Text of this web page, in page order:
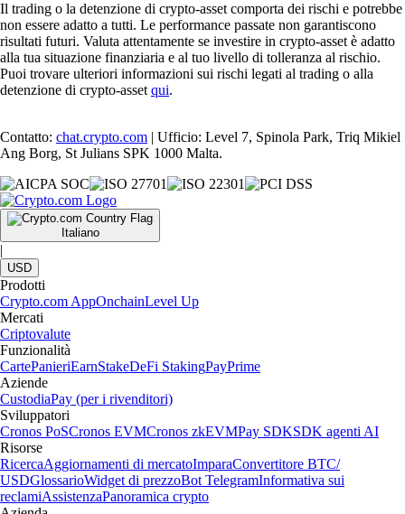
Il trading o la detenzione di crypto-asset comporta dei rischi e potrebbe
non essere adatto a tutti. Le performance passate non garantiscono
risultati futuri. Valuta attentamente se investire in crypto-asset è adatto
alla tua situazione finanziaria e al tuo livello di tolleranza al rischio.
Puoi trovare ulteriori informazioni sui rischi legati al trading o alla
detenzione di crypto-asset qui.
Contatto: chat.crypto.com | Ufficio: Level 7, Spinola Park, Triq Mikiel
Ang Borg, St Julians SPK 1000 Malta.
Italiano
|
USD
Prodotti
Crypto.com AppOnchainLevel Up
Mercati
Criptovalute
Funzionalità
CartePanieriEarnStakeDeFi StakingPayPrime
Aziende
CustodiaPay (per i rivenditori)
Sviluppatori
Cronos PoSCronos EVMCronos zkEVMPay SDKSDK agenti AI
Risorse
RicercaAggiornamenti di mercatoImparaConvertitore BTC/
USDGlossarioWidget di prezzoBot TelegramInformativa sui
reclamiAssistenzaPanoramica crypto